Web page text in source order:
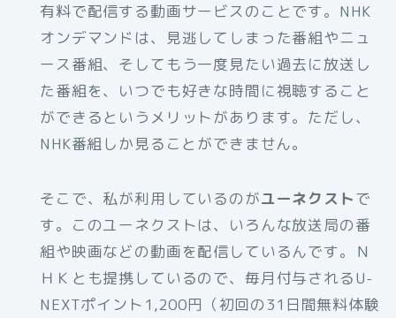
有料で配信する動画サービスのことです。NHK
オンデマンドは、見逃してしまった番組やニュ
ース番組、そしてもう一度見たい過去に放送し
た番組を、いつでも好きな時間に視聴すること
ができるというメリットがあります。ただし、
NHK番組しか見ることができません。
そこで、私が利用しているのがユーネクストで
す。このユーネクストは、いろんな放送局の番
組や映画などの動画を配信しているんです。Ｎ
ＨＫとも提携しているので、毎月付与されるU-
NEXTポイント1,200円（初回の31日間無料体験